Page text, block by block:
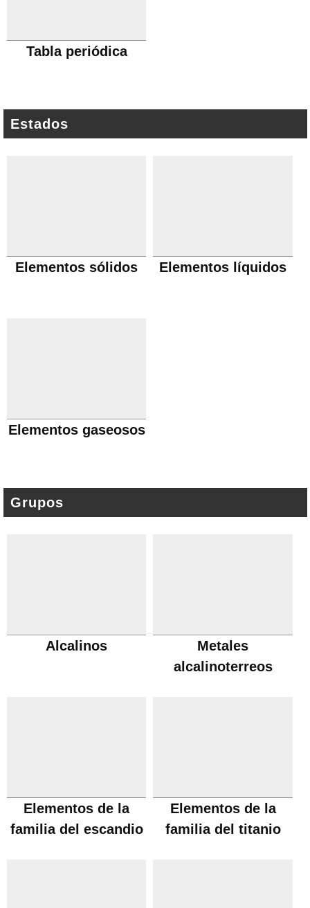
Tabla periódica
Estados
Elementos sólidos Elementos líquidos
Elementos gaseosos
Grupos
Alcalinos
Metales
alcalinoterreos
Elementos de la
familia del escandio
Elementos de la
familia del titanio